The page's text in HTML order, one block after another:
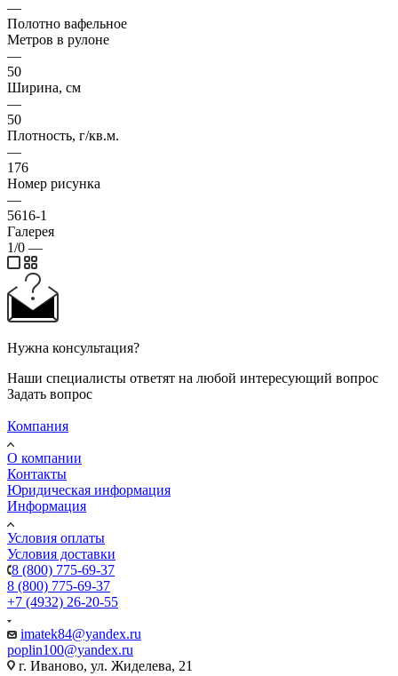
—
Полотно вафельное
Метров в рулоне
—
50
Ширина, см
—
50
Плотность, г/кв.м.
—
176
Номер рисунка
—
5616-1
Галерея
1/0 —
Нужна консультация?
Наши специалисты ответят на любой интересующий вопрос
Задать вопрос
Компания
О компании
Контакты
Юридическая информация
Информация
Условия оплаты
Условия доставки
8 (800) 775-69-37
8 (800) 775-69-37
+7 (4932) 26-20-55
imatek84@yandex.ru
poplin100@yandex.ru
г. Иваново, ул. Жиделева, 21